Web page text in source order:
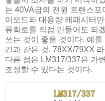
는 40VA급의 전원 트랜스
이오드와 대용량 캐패시터
류회로를 직접 만들어도 되
쓰는 것이 좋을 것이다. 예
건과 같은 것. 78XX/79XX
다른 점은 LM317/337은 가
조정할 수 있다는 것이다.